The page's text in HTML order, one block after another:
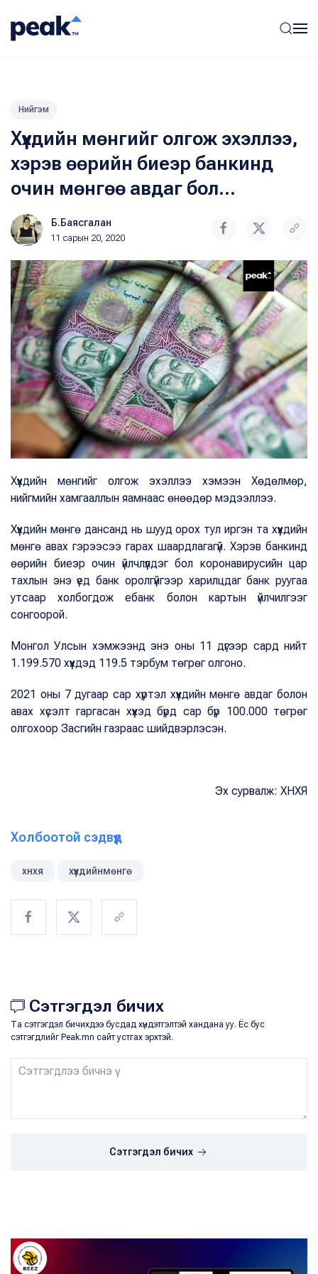
Нийгэм
Хүүхдийн мөнгийг олгож эхэллээ,
хэрэв өөрийн биеэр банкинд
очин мөнгөө авдаг бол...
Б.Баясгалан
11 сарын 20, 2020
Хүүхдийн мөнгийг олгож эхэллээ хэмээн Хөдөлмөр,
нийгмийн хамгааллын яамнаас өнөөдөр мэдээллээ.
Хүүхдийн мөнгө дансанд нь шууд орох тул иргэн та хүүхдийн
мөнгө авах гэрээсээ гарах шаардлагагүй. Хэрэв банкинд
өөрийн биеэр очин үйлчлүүлдэг бол коронавирусийн цар
тахлын энэ үед банк оролгүйгээр харилцдаг банк руугаа
утсаар холбогдож ебанк болон картын үйлчилгээг
сонгоорой.
Монгол Улсын хэмжээнд энэ оны 11 дүгээр сард нийт
1.199.570 хүүхдэд 119.5 тэрбум төгрөг олгоно.
2021 оны 7 дугаар сар хүртэл хүүхдийн мөнгө авдаг болон
авах хүсэлт гаргасан хүүхэд бүрд сар бүр 100.000 төгрөг
олгохоор Засгийн газраас шийдвэрлэсэн.
Эх сурвалж: ХНХЯ
Холбоотой сэдвүүд
хнхя хүүхдийнмөнгө
Сэтгэгдэл бичих
Та сэтгэгдэл бичихдээ бусдад хүндэтгэлтэй хандана уу. Ёс бус
сэтгэгдлийг Peak.mn сайт устгах эрхтэй.
Сэтгэгдэл бичих